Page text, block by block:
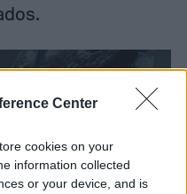
Center
cookies on your
information collected
or your device, and is